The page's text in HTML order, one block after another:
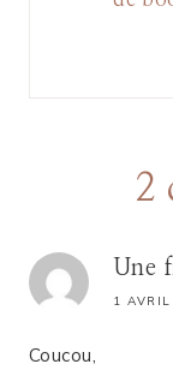
2
Une
1
Coucou,